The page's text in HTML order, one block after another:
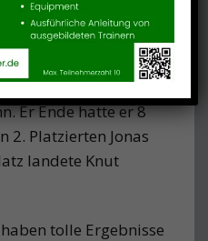
Phil Lüttmerding
letzten Jahren
den Titel
Klasse Recurve
Er Ende hatte er 8
2. Platzierten Jonas
landete Knut
tolle Ergebnisse